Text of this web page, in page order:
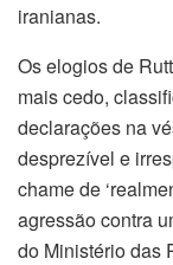
iranianas.
Os elogios de
mais cedo,
declarações na
desprezível e
chame de
agressão contra
do Ministério das